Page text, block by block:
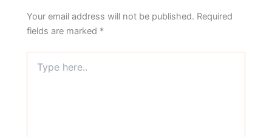
Your email address will not be published. Required
fields are marked *
here..